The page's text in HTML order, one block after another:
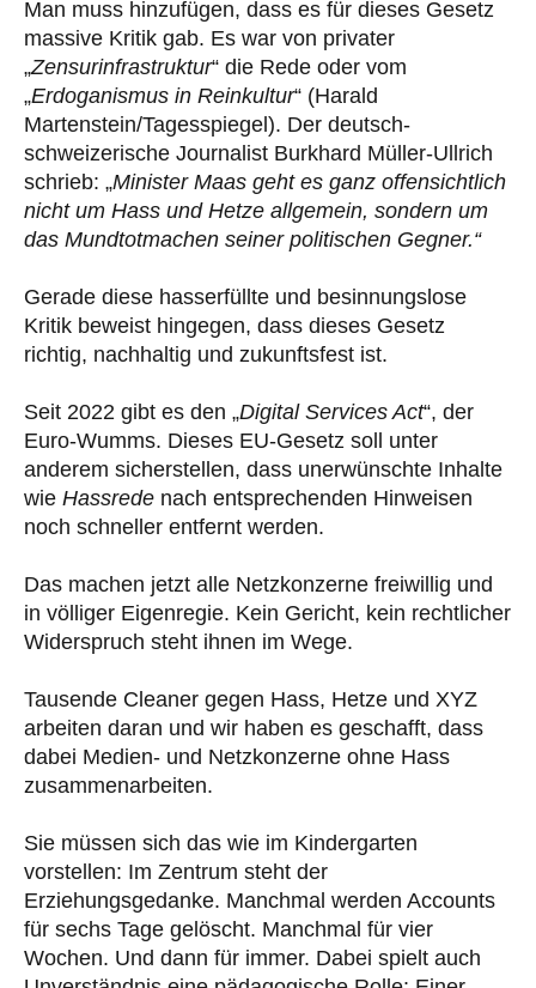
Man muss hinzufügen, dass es für dieses Gesetz
massive Kritik gab. Es war von privater
„Zensurinfrastruktur“ die Rede oder vom
„Erdoganismus in Reinkultur“ (Harald
Martenstein/Tagesspiegel). Der deutsch-
schweizerische Journalist Burkhard Müller-Ullrich
schrieb: „Minister Maas geht es ganz offensichtlich
nicht um Hass und Hetze allgemein, sondern um
das Mundtotmachen seiner politischen Gegner.“
Gerade diese hasserfüllte und besinnungslose
Kritik beweist hingegen, dass dieses Gesetz
richtig, nachhaltig und zukunftsfest ist.
Seit 2022 gibt es den „Digital Services Act“, der
Euro-Wumms. Dieses EU-Gesetz soll unter
anderem sicherstellen, dass unerwünschte Inhalte
wie Hassrede nach entsprechenden Hinweisen
noch schneller entfernt werden.
Das machen jetzt alle Netzkonzerne freiwillig und
in völliger Eigenregie. Kein Gericht, kein rechtlicher
Widerspruch steht ihnen im Wege.
Tausende Cleaner gegen Hass, Hetze und XYZ
arbeiten daran und wir haben es geschafft, dass
dabei Medien- und Netzkonzerne ohne Hass
zusammenarbeiten.
Sie müssen sich das wie im Kindergarten
vorstellen: Im Zentrum steht der
Erziehungsgedanke. Manchmal werden Accounts
für sechs Tage gelöscht. Manchmal für vier
Wochen. Und dann für immer. Dabei spielt auch